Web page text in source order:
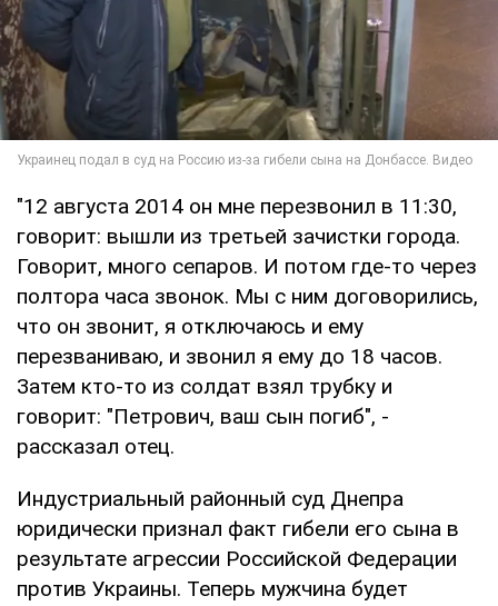
"12 августа 2014 он мне перезвонил в 11:30,
говорит: вышли из третьей зачистки города.
Говорит, много сепаров. И потом где-то через
полтора часа звонок. Мы с ним договорились,
что он звонит, я отключаюсь и ему
перезваниваю, и звонил я ему до 18 часов.
Затем кто-то из солдат взял трубку и
говорит: "Петрович, ваш сын погиб", -
рассказал отец.
Индустриальный районный суд Днепра
юридически признал факт гибели его сына в
результате агрессии Российской Федерации
против Украины. Теперь мужчина будет